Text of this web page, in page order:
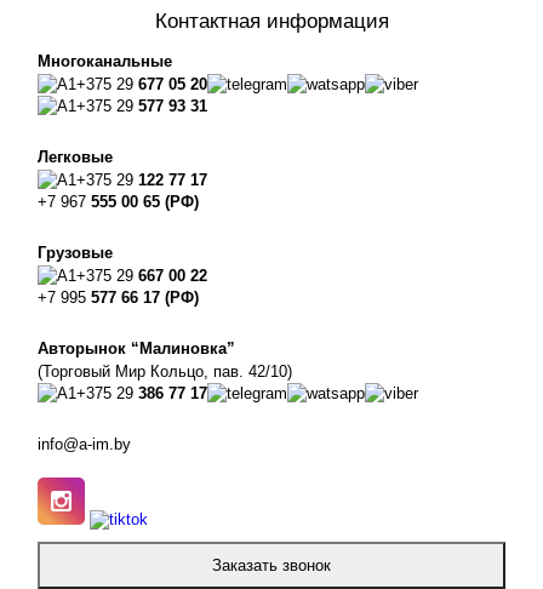
Контактная информация
Многоканальные
+375 29 677 05 20
+375 29 577 93 31
Легковые
+375 29 122 77 17
+7 967 555 00 65 (РФ)
Грузовые
+375 29 667 00 22
+7 995 577 66 17 (РФ)
Авторынок “Малиновка”
(Торговый Мир Кольцо, пав. 42/10)
+375 29 386 77 17
info@a-im.by
Заказать звонок